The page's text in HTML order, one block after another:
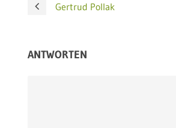
Gertrud Pollak
ANTWORTEN